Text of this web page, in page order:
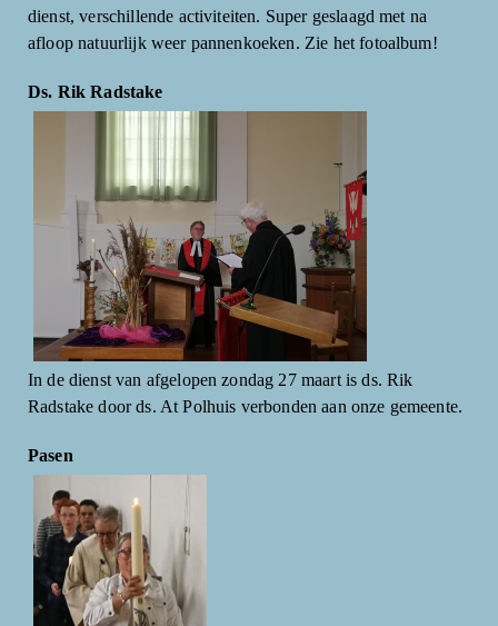
dienst, verschillende activiteiten. Super geslaagd met na
afloop natuurlijk weer pannenkoeken. Zie het fotoalbum!
Ds. Rik Radstake
In de dienst van afgelopen zondag 27 maart is ds. Rik
Radstake door ds. At Polhuis verbonden aan onze gemeente.
Pasen